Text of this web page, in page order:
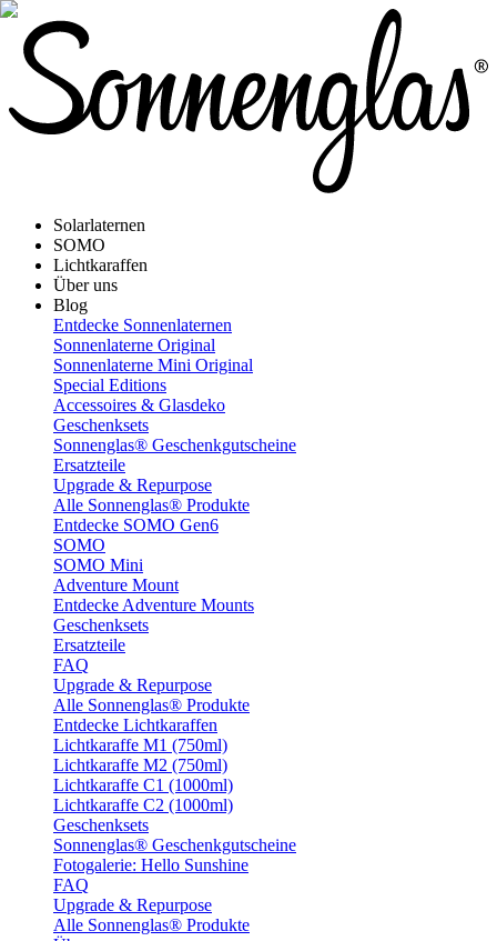
Solarlaternen
SOMO
Lichtkaraffen
Über uns
Blog
Entdecke Sonnenlaternen
Sonnenlaterne Original
Sonnenlaterne Mini Original
Special Editions
Accessoires & Glasdeko
Geschenksets
Sonnenglas® Geschenkgutscheine
Ersatzteile
Upgrade & Repurpose
Alle Sonnenglas® Produkte
Entdecke SOMO Gen6
SOMO
SOMO Mini
Adventure Mount
Entdecke Adventure Mounts
Geschenksets
Ersatzteile
FAQ
Upgrade & Repurpose
Alle Sonnenglas® Produkte
Entdecke Lichtkaraffen
Lichtkaraffe M1 (750ml)
Lichtkaraffe M2 (750ml)
Lichtkaraffe C1 (1000ml)
Lichtkaraffe C2 (1000ml)
Geschenksets
Sonnenglas® Geschenkgutscheine
Fotogalerie: Hello Sunshine
FAQ
Upgrade & Repurpose
Alle Sonnenglas® Produkte